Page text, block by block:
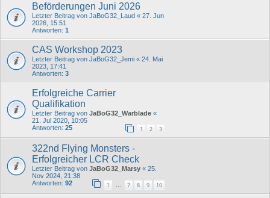
Beförderungen Juni 2026
Letzter Beitrag von JaBoG32_Laud « 27. Jun
2026, 15:51
Antworten: 1
CAS Workshop 2023
Letzter Beitrag von JaBoG32_Jemi « 24. Mai
2023, 17:41
Antworten: 3
Erfolgreiche Carrier
Qualifikation
Letzter Beitrag von JaBoG32_Warblade «
21. Jul 2020, 10:05
Antworten: 25 1 2 3
322nd Flying Monsters -
Erfolgreicher LCR Check
Letzter Beitrag von JaBoG32_Marsy « 25.
Nov 2024, 21:38
Antworten: 92 1 … 7 8 9 10